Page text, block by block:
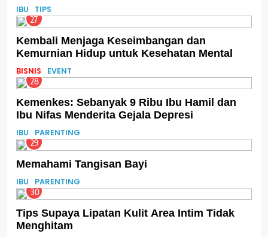
IBU TIPS
27
Kembali Menjaga Keseimbangan dan
Kemurnian Hidup untuk Kesehatan Mental
BISNIS EVENT
28
Kemenkes: Sebanyak 9 Ribu Ibu Hamil dan
Ibu Nifas Menderita Gejala Depresi
IBU PARENTING
29
Memahami Tangisan Bayi
IBU PARENTING
30
Tips Supaya Lipatan Kulit Area Intim Tidak
Menghitam